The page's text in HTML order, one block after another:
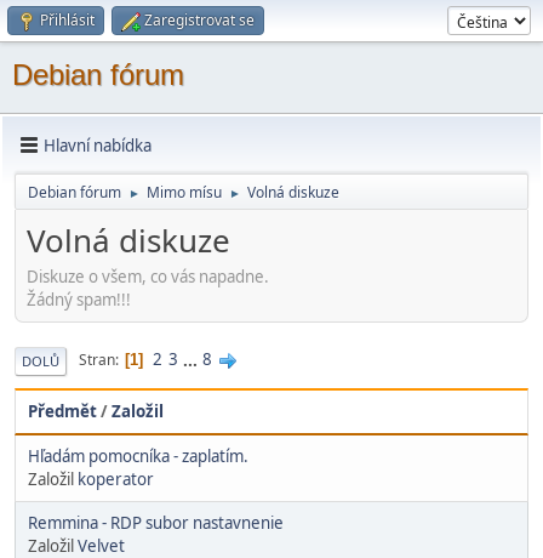
Přihlásit Zaregistrovat se
Debian fórum
Hlavní nabídka
Debian fórum ► Mimo mí­su ► Volná diskuze
Volná diskuze
Diskuze o všem, co vás napadne.
Žádný spam!!!
DOLŮ Stran 1 2 3 ... 8
Předmět/Založil
Hľadám pomocníka - zaplatím.
Založil koperator
Remmina - RDP subor nastavnenie
ZaložilVelvet